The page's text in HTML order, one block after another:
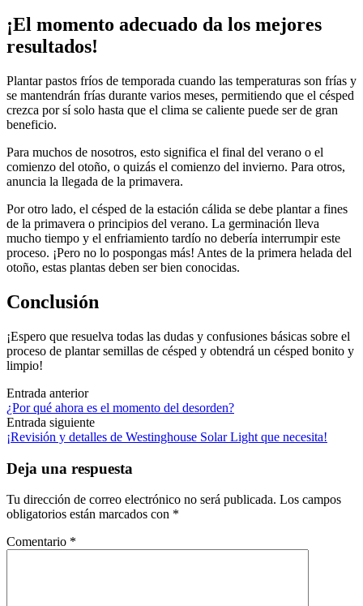
¡El momento adecuado da los mejores
resultados!
Plantar pastos fríos de temporada cuando las temperaturas son frías y
se mantendrán frías durante varios meses, permitiendo que el césped
crezca por sí solo hasta que el clima se caliente puede ser de gran
beneficio.
Para muchos de nosotros, esto significa el final del verano o el
comienzo del otoño, o quizás el comienzo del invierno. Para otros,
anuncia la llegada de la primavera.
Por otro lado, el césped de la estación cálida se debe plantar a fines
de la primavera o principios del verano. La germinación lleva
mucho tiempo y el enfriamiento tardío no debería interrumpir este
proceso. ¡Pero no lo pospongas más! Antes de la primera helada del
otoño, estas plantas deben ser bien conocidas.
Conclusión
¡Espero que resuelva todas las dudas y confusiones básicas sobre el
proceso de plantar semillas de césped y obtendrá un césped bonito y
limpio!
Navegación
de
las
entradas
Entrada anterior
¿Por qué ahora es el momento del desorden?
Entrada siguiente
¡Revisión y detalles de Westinghouse Solar Light que necesita!
Deja una respuesta
Tu dirección de correo electrónico no será publicada. Los campos
obligatorios están marcados con *
Comentario *